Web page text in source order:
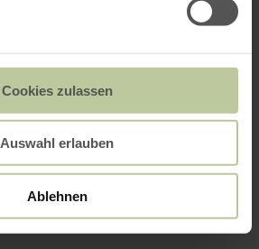
Cookies zulassen
Auswahl erlauben
Ablehnen